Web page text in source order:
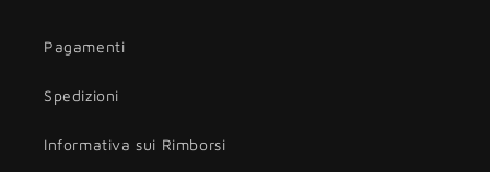
Pagamenti
Spedizioni
Informativa sui Rimborsi